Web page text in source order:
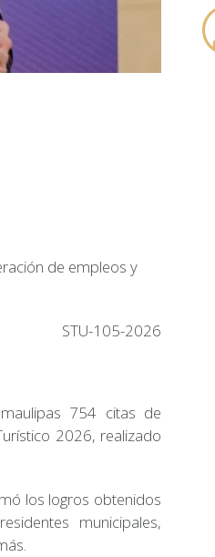
de empleos y
STU-105-2026
754 citas de
2026, realizado
los logros obtenidos
municipales,